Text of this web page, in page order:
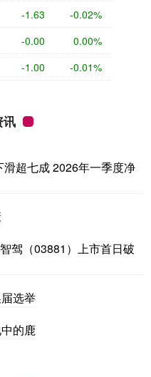
-1.63 -0.02%
-0.00 0.00%
-1.00 -0.01%
讯
超七成 2026年一季度净
驾（03881）上市首日破
选举
的鹿